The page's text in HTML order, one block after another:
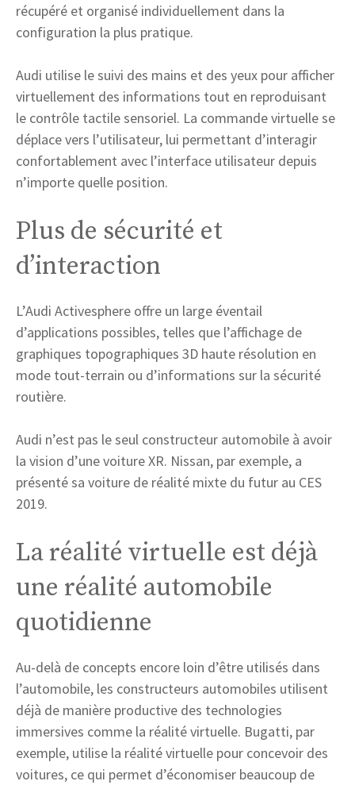
récupéré et organisé individuellement dans la
configuration la plus pratique.
Audi utilise le suivi des mains et des yeux pour afficher
virtuellement des informations tout en reproduisant
le contrôle tactile sensoriel. La commande virtuelle se
déplace vers l’utilisateur, lui permettant d’interagir
confortablement avec l’interface utilisateur depuis
n’importe quelle position.
Plus de sécurité et
d’interaction
L’Audi Activesphere offre un large éventail
d’applications possibles, telles que l’affichage de
graphiques topographiques 3D haute résolution en
mode tout-terrain ou d’informations sur la sécurité
routière.
Audi n’est pas le seul constructeur automobile à avoir
la vision d’une voiture XR. Nissan, par exemple, a
présenté sa voiture de réalité mixte du futur au CES
2019.
La réalité virtuelle est déjà
une réalité automobile
quotidienne
Au-delà de concepts encore loin d’être utilisés dans
l’automobile, les constructeurs automobiles utilisent
déjà de manière productive des technologies
immersives comme la réalité virtuelle. Bugatti, par
exemple, utilise la réalité virtuelle pour concevoir des
voitures, ce qui permet d’économiser beaucoup de